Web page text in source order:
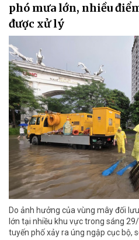
phó mưa lớn, nhiều
được xử lý
Do ảnh hưởng của vùng mây đối
lớn tại nhiều khu vực trong sáng
tuyến phố xảy ra úng ngập cục bộ,